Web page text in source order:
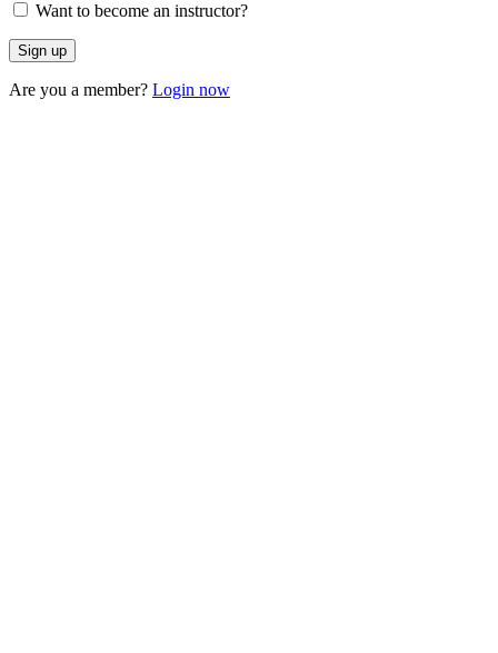
Want to become an instructor?
Are you a member? Login now